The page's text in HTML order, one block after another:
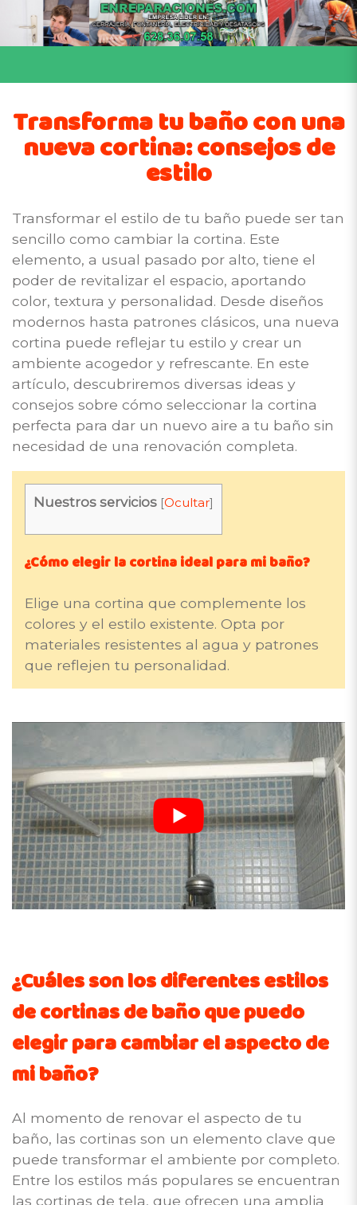
Transforma tu baño con una
nueva cortina: consejos de
estilo
Transformar el estilo de tu baño puede ser tan
sencillo como cambiar la cortina. Este
elemento, a usual pasado por alto, tiene el
poder de revitalizar el espacio, aportando
color, textura y personalidad. Desde diseños
modernos hasta patrones clásicos, una nueva
cortina puede reflejar tu estilo y crear un
ambiente acogedor y refrescante. En este
artículo, descubriremos diversas ideas y
consejos sobre cómo seleccionar la cortina
perfecta para dar un nuevo aire a tu baño sin
necesidad de una renovación completa.
Nuestros servicios [Ocultar]
¿Cómo elegir la cortina ideal para mi baño?
Elige una cortina que complemente los
colores y el estilo existente. Opta por
materiales resistentes al agua y patrones
que reflejen tu personalidad.
¿Cuáles son los diferentes estilos
de cortinas de baño que puedo
elegir para cambiar el aspecto de
mi baño?
Al momento de renovar el aspecto de tu
baño, las cortinas son un elemento clave que
puede transformar el ambiente por completo.
Entre los estilos más populares se encuentran
las cortinas de tela, que ofrecen una amplia